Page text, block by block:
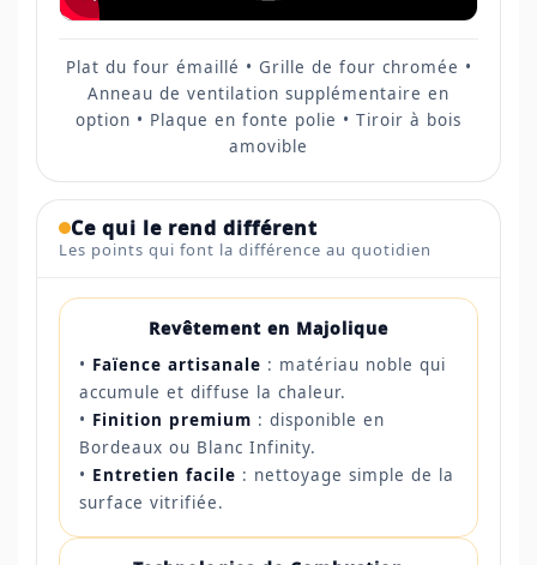
Plat du four émaillé • Grille de four chromée •
Anneau de ventilation supplémentaire en
option • Plaque en fonte polie • Tiroir à bois
amovible
Ce qui le rend différent
Les points qui font la différence au quotidien
Revêtement en Majolique
• Faïence artisanale : matériau noble qui
accumule et diffuse la chaleur.
• Finition premium : disponible en
Bordeaux ou Blanc Infinity.
• Entretien facile : nettoyage simple de la
surface vitrifiée.